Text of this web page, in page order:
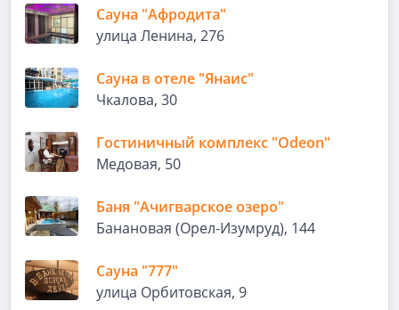
Сауна "Афродита"
улица Ленина, 276
Сауна в отеле "Янаис"
Чкалова, 30
Гостиничный комплекс "Odeon"
Медовая, 50
Баня "Ачигварское озеро"
Банановая (Орел-Изумруд), 144
Сауна "777"
улица Орбитовская, 9